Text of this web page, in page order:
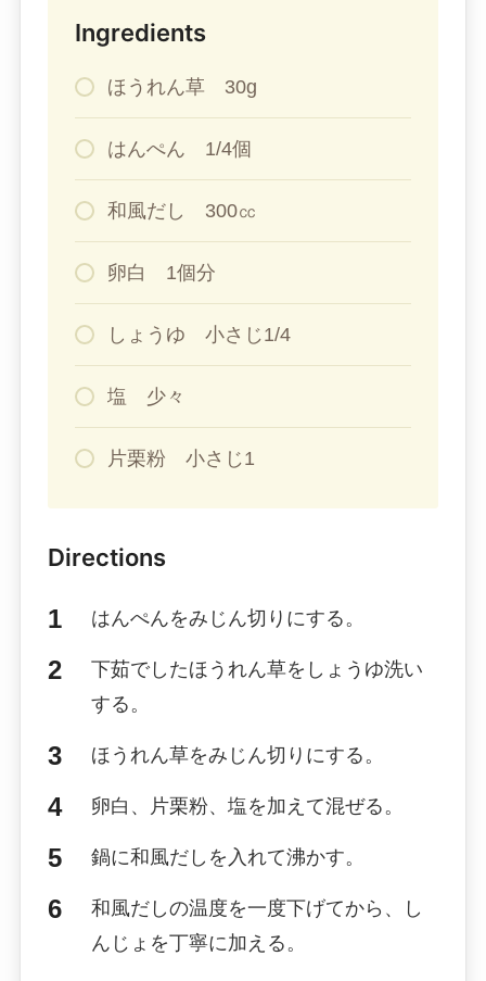
Ingredients
ほうれん草 30g
はんぺん 1/4個
和風だし 300㏄
卵白 1個分
しょうゆ 小さじ1/4
塩 少々
片栗粉 小さじ1
Directions
はんぺんをみじん切りにする。
下茹でしたほうれん草をしょうゆ洗い
する。
ほうれん草をみじん切りにする。
卵白、片栗粉、塩を加えて混ぜる。
鍋に和風だしを入れて沸かす。
和風だしの温度を一度下げてから、し
んじょを丁寧に加える。